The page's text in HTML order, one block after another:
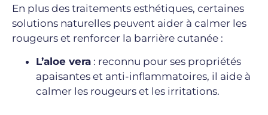
En plus des traitements esthétiques, certaines
solutions naturelles peuvent aider à calmer les
rougeurs et renforcer la barrière cutanée :
L’aloe vera : reconnu pour ses propriétés
apaisantes et anti-inflammatoires, il aide à
calmer les rougeurs et les irritations.